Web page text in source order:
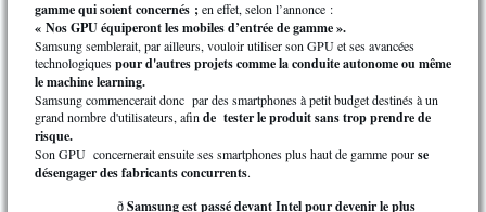
gamme qui soient concernés ;en effet, selon l’annonce :
« Nos GPU équiperont les mobiles d’entrée de gamme ».
Samsung semblerait, par ailleurs, vouloir utiliser son GPU et ses avancées
technologiquespour d'autres projets comme la conduite autonome ou même
le machine learning.
Samsung commencerait donc par des smartphones à petit budget destinés à un
grand nombre d'utilisateurs, afin de tester le produit sans trop prendre de
risque.
Son GPU concernerait ensuite ses smartphones plus haut de gamme pourse
désengager des fabricants concurrents.
ð Samsung est passé devant Intel pour devenir le plus